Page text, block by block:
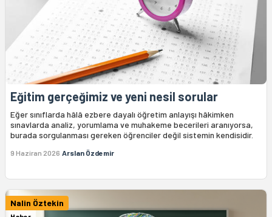
Eğitim gerçeğimiz ve yeni nesil sorular
Eğer sınıflarda hâlâ ezbere dayalı öğretim anlayışı hâkimken
sınavlarda analiz, yorumlama ve muhakeme becerileri aranıyorsa,
burada sorgulanması gereken öğrenciler değil sistemin kendisidir.
9 Haziran 2026 Arslan Özdemir
Nalin Öztekin